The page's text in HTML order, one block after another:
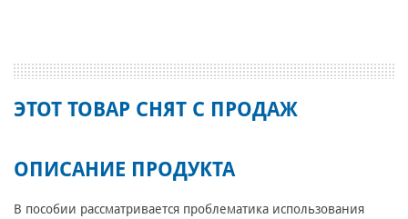
ЭТОТ ТОВАР СНЯТ С ПРОДАЖ
ОПИСАНИЕ ПРОДУКТА
В пособии рассматривается проблематика использования